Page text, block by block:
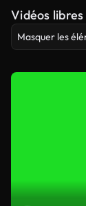
Vidéos libres
Masquer les